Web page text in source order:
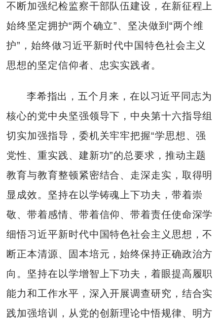
不断加强纪检监察干部队伍建设，在新征程上
始终坚定拥护“两个确立”、坚决做到“两个维
护”，始终做习近平新时代中国特色社会主义
思想的坚定信仰者、忠实实践者。
李希指出，五个月来，在以习近平同志为
核心的党中央坚强领导下，中央第十六指导组
切实加强指导，委机关牢牢把握“学思想、强
党性、重实践、建新功”的总要求，推动主题
教育与教育整顿紧密结合、走深走实，取得明
显成效。坚持在以学铸魂上下功夫，带着崇
敬、带着感情、带着信仰、带着责任使命深学
细悟习近平新时代中国特色社会主义思想，不
断正本清源、固本培元，始终保持正确政治方
向。坚持在以学增智上下功夫，着眼提高履职
能力和工作水平，深入开展调查研究，结合实
践加强培训，从党的创新理论中悟规律、明方